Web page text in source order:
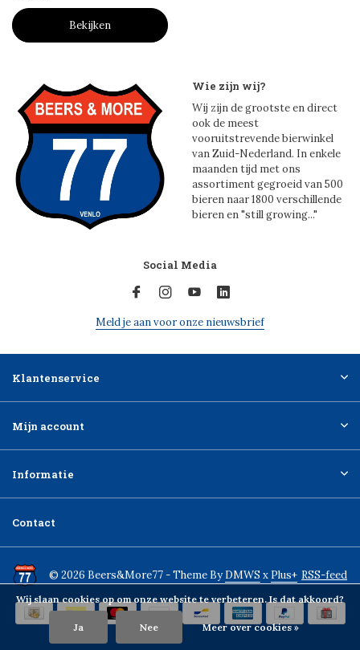
Bekijken
Wie zijn wij?
Wij zijn de grootste en direct
ook de meest
vooruitstrevende bierwinkel
van Zuid-Nederland. In enkele
maanden tijd met ons
assortiment gegroeid van 500
bieren naar 1800 verschillende
bieren en "still growing..."
Social Media
Meld je aan voor onze nieuwsbrief
Klantenservice
Mijn account
Informatie
Contact
© 2026 Beers&More77 - Theme ByDMWS x Plus+ RSS-feed
Wij slaan cookies op om onze website te verbeteren. Is dat akkoord?
Ja Nee Meer over cookies »